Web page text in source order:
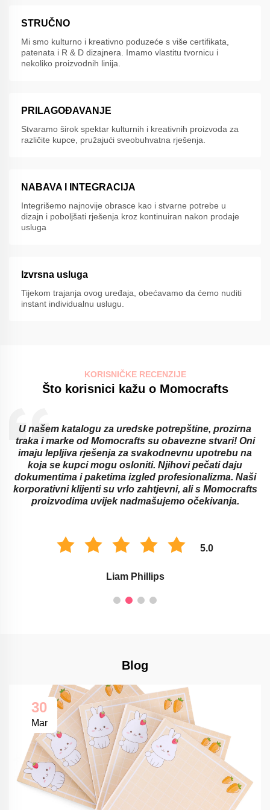
STRUČNO
Mi smo kulturno i kreativno poduzeće s više certifikata,
patenata i R & D dizajnera. Imamo vlastitu tvornicu i
nekoliko proizvodnih linija.
PRILAGOĐAVANJE
Stvaramo širok spektar kulturnih i kreativnih proizvoda za
različite kupce, pružajući sveobuhvatna rješenja.
NABAVA I INTEGRACIJA
Integrišemo najnovije obrasce kao i stvarne potrebe u
dizajn i poboljšati rješenja kroz kontinuiran nakon prodaje
usluga
Izvrsna usluga
Tijekom trajanja ovog uređaja, obećavamo da ćemo nuditi
instant individualnu uslugu.
KORISNIČKE RECENZIJE
Što korisnici kažu o Momocrafts
U našem katalogu za uredske potrepštine, prozirna
traka i marke od Momocrafts su obavezne stvari! Oni
imaju lepljiva rješenja za svakodnevnu upotrebu na
koja se kupci mogu osloniti. Njihovi pečati daju
dokumentima i paketima izgled profesionalizma. Naši
korporativni klijenti su vrlo zahtjevni, ali s Momocrafts
proizvodima uvijek nadmašujemo očekivanja.
5.0
Liam Phillips
Blog
30
Mar